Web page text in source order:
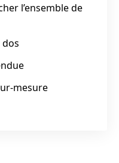
l’ensemble de
mesure